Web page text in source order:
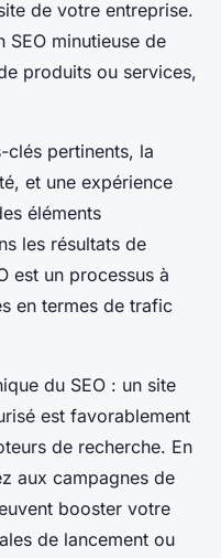
de votre entreprise.
SEO minutieuse de
produits ou services,
clés pertinents, la
et une expérience
éléments
les résultats de
est un processus à
en termes de trafic
du SEO : un site
est favorablement
de recherche. En
aux campagnes de
booster votre
de lancement ou